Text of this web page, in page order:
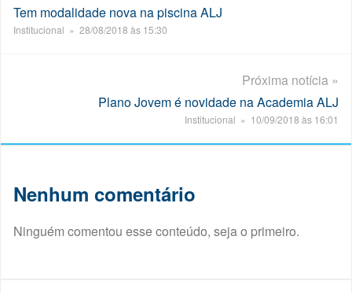
Tem modalidade nova na piscina ALJ
Institucional » 28/08/2018 às 15:30
Próxima notícia »
Plano Jovem é novidade na Academia ALJ
Institucional » 10/09/2018 às 16:01
Nenhum comentário
Ninguém comentou esse conteúdo, seja o primeiro.